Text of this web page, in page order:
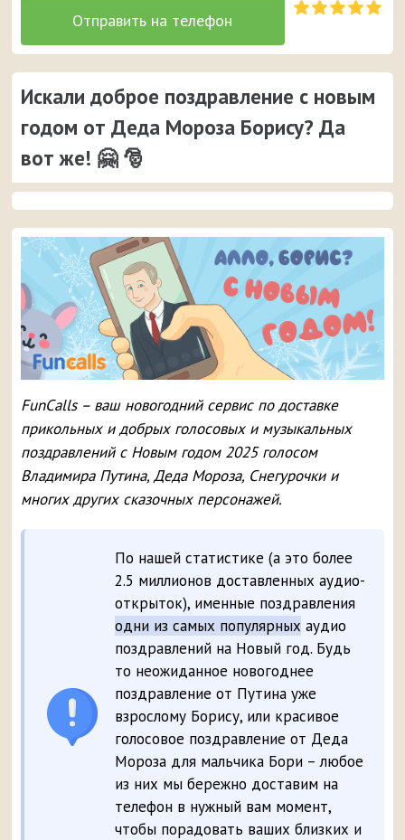
Искали доброе поздравление с новым
годом от Деда Мороза Борису? Да
вот же! 🤗 🎅
FunCalls – ваш новогодний сервис по доставке
прикольных и добрых голосовых и музыкальных
поздравлений с Новым годом 2025 голосом
Владимира Путина, Деда Мороза, Снегурочки и
многих других сказочных персонажей.
По нашей статистике (а это более
2.5 миллионов доставленных аудио-
открыток), именные поздравления
одни из самых популярных аудио
поздравлений на Новый год. Будь
то неожиданное новогоднее
поздравление от Путина уже
взрослому Борису, или красивое
голосовое поздравление от Деда
Мороза для мальчика Бори – любое
из них мы бережно доставим на
телефон в нужный вам момент,
чтобы порадовать ваших близких и